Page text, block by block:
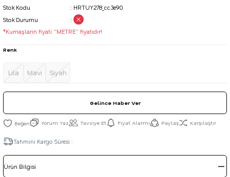
Stok Kodu
HRTUY278_cc3e90
Stok Durumu
*Kumaşların fiyatı ''METRE'' fiyatıdır!
Renk
Lila Mavi Siyah
Gelince Haber Ver
Yorum Yaz Tavsiye Et Fiyat Alarmı Paylaş Karşılaştır
Tahmini Kargo Süresi :
Ürün Bilgisi